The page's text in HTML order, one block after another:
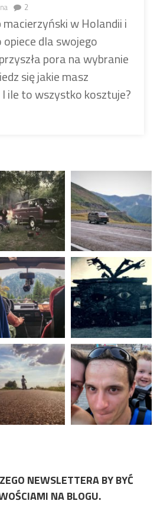
2
macierzyński w Holandii i
dla swojego
pora na wybranie
się jakie masz
ile to wszystko kosztuje?
NEWSLETTERA BY BYĆ
NA BLOGU.